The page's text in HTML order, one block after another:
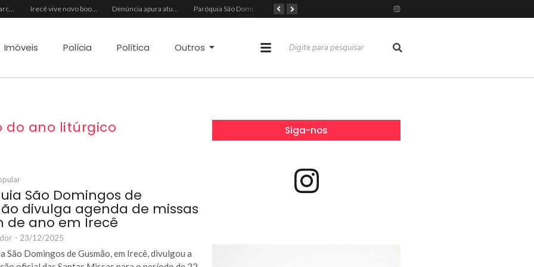
Missa solene marca o encerramento do Ano Jubilar da Diocese de Irecê na Catedral Bom Pastor Irecê vive novo boom imobiliário impulsionado pela economia regional Denúncia apura atuação criminosa em redes de internet no interior da Bahia Paróquia São Domingos de Gusmão divulga agenda de missas de fim de ano em Irecê
Imóveis Polícia Política Outros
do ano litúrgico
São Domingos de
divulga agenda de missas
de ano em Irecê
- 23/12/2025
São Domingos de Gusmão, em Irecê, divulgou a
Siga-nos